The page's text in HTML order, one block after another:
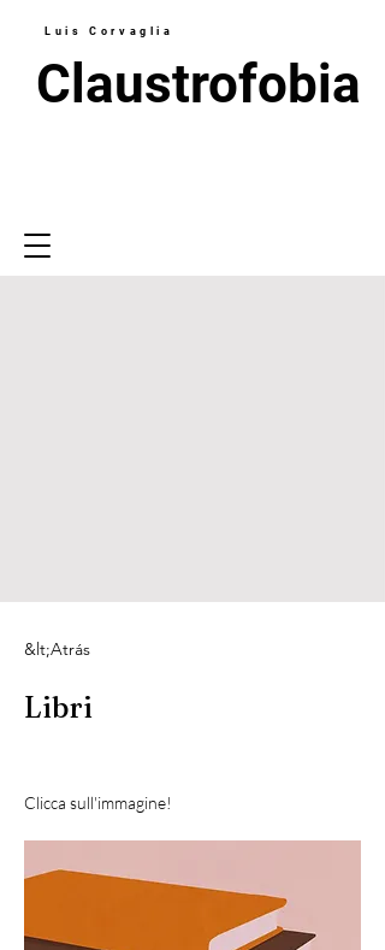
Luis Corvaglia
Claustrofobia
&lt;Atrás
Libri
Clicca sull'immagine!